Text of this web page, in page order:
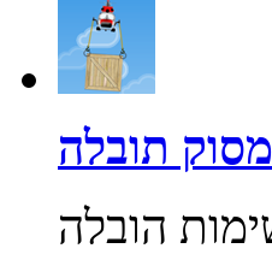
מסוק תובלה